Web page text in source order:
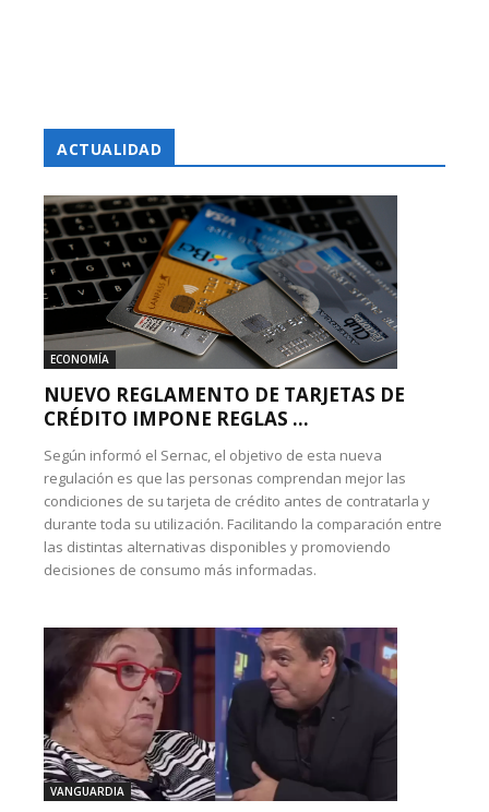
ACTUALIDAD
ECONOMÍA
NUEVO REGLAMENTO DE TARJETAS DE
CRÉDITO IMPONE REGLAS ...
Según informó el Sernac, el objetivo de esta nueva
regulación es que las personas comprendan mejor las
condiciones de su tarjeta de crédito antes de contratarla y
durante toda su utilización. Facilitando la comparación entre
las distintas alternativas disponibles y promoviendo
decisiones de consumo más informadas.
VANGUARDIA